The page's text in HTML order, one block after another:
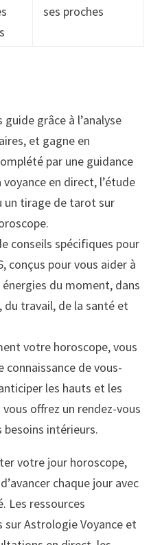
ses proches
grâce à l’analyse
et gagne en
par une guidance
en direct, l’étude
un tirage de tarot sur
conseils spécifiques pour
conçus pour vous aider à
du moment, dans
du travail, de la santé et
votre horoscope, vous
connaissance de vous-
les hauts et les
offrez un rendez-vous
besoins intérieurs.
votre jour horoscope,
chaque jour avec
Les ressources
Astrologie Voyance et